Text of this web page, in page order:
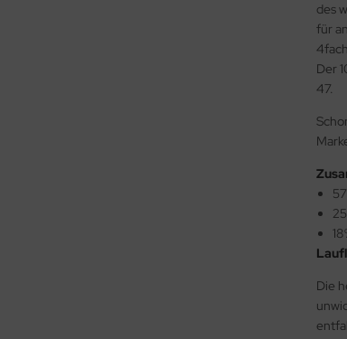
des
für
Der
47.
Die